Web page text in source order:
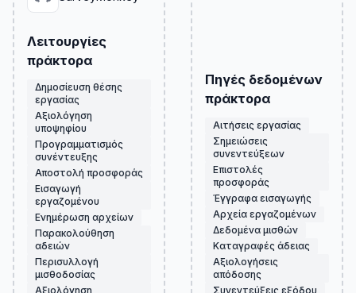
Λειτουργίες
πράκτορα
Δημοσίευση θέσης
εργασίας
Αξιολόγηση
υποψηφίου
Προγραμματισμός
συνέντευξης
Αποστολή προσφοράς
Εισαγωγή
εργαζομένου
Ενημέρωση αρχείων
Παρακολούθηση
αδειών
Περισυλλογή
μισθοδοσίας
Αξιολόγηση
Πηγές δεδομένων
πράκτορα
Αιτήσεις εργασίας
Σημειώσεις
συνεντεύξεων
Επιστολές
προσφοράς
Έγγραφα εισαγωγής
Αρχεία εργαζομένων
Δεδομένα μισθών
Καταγραφές άδειας
Αξιολογήσεις
απόδοσης
Συνεντεύξεις εξόδου